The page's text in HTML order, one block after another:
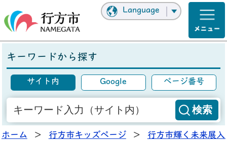
Language
キーワードから探す
サイト内 Google ページ番号
ホーム > 行方市キッズページ > 行方市輝く未来展入